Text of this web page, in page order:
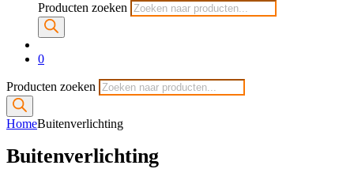
Producten zoeken
0
Producten zoeken
HomeBuitenverlichting
Buitenverlichting